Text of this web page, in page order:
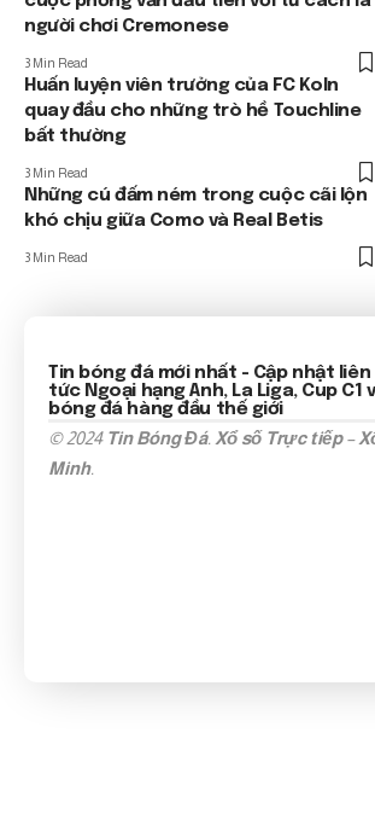
người chơi Cremonese
3 Min Read
Huấn luyện viên trưởng của FC Koln
quay đầu cho những trò hề Touchline
bất thường
3 Min Read
Những cú đấm ném trong cuộc cãi lộn
khó chịu giữa Como và Real Betis
3 Min Read
Tin bóng đá mới nhất - Cập nhật
tức Ngoại hạng Anh, La Liga, Cup C1
bóng đá hàng đầu thế giới
© 2024 Tin Bóng Đá. Xổ số Trực tiếp–
Minh.